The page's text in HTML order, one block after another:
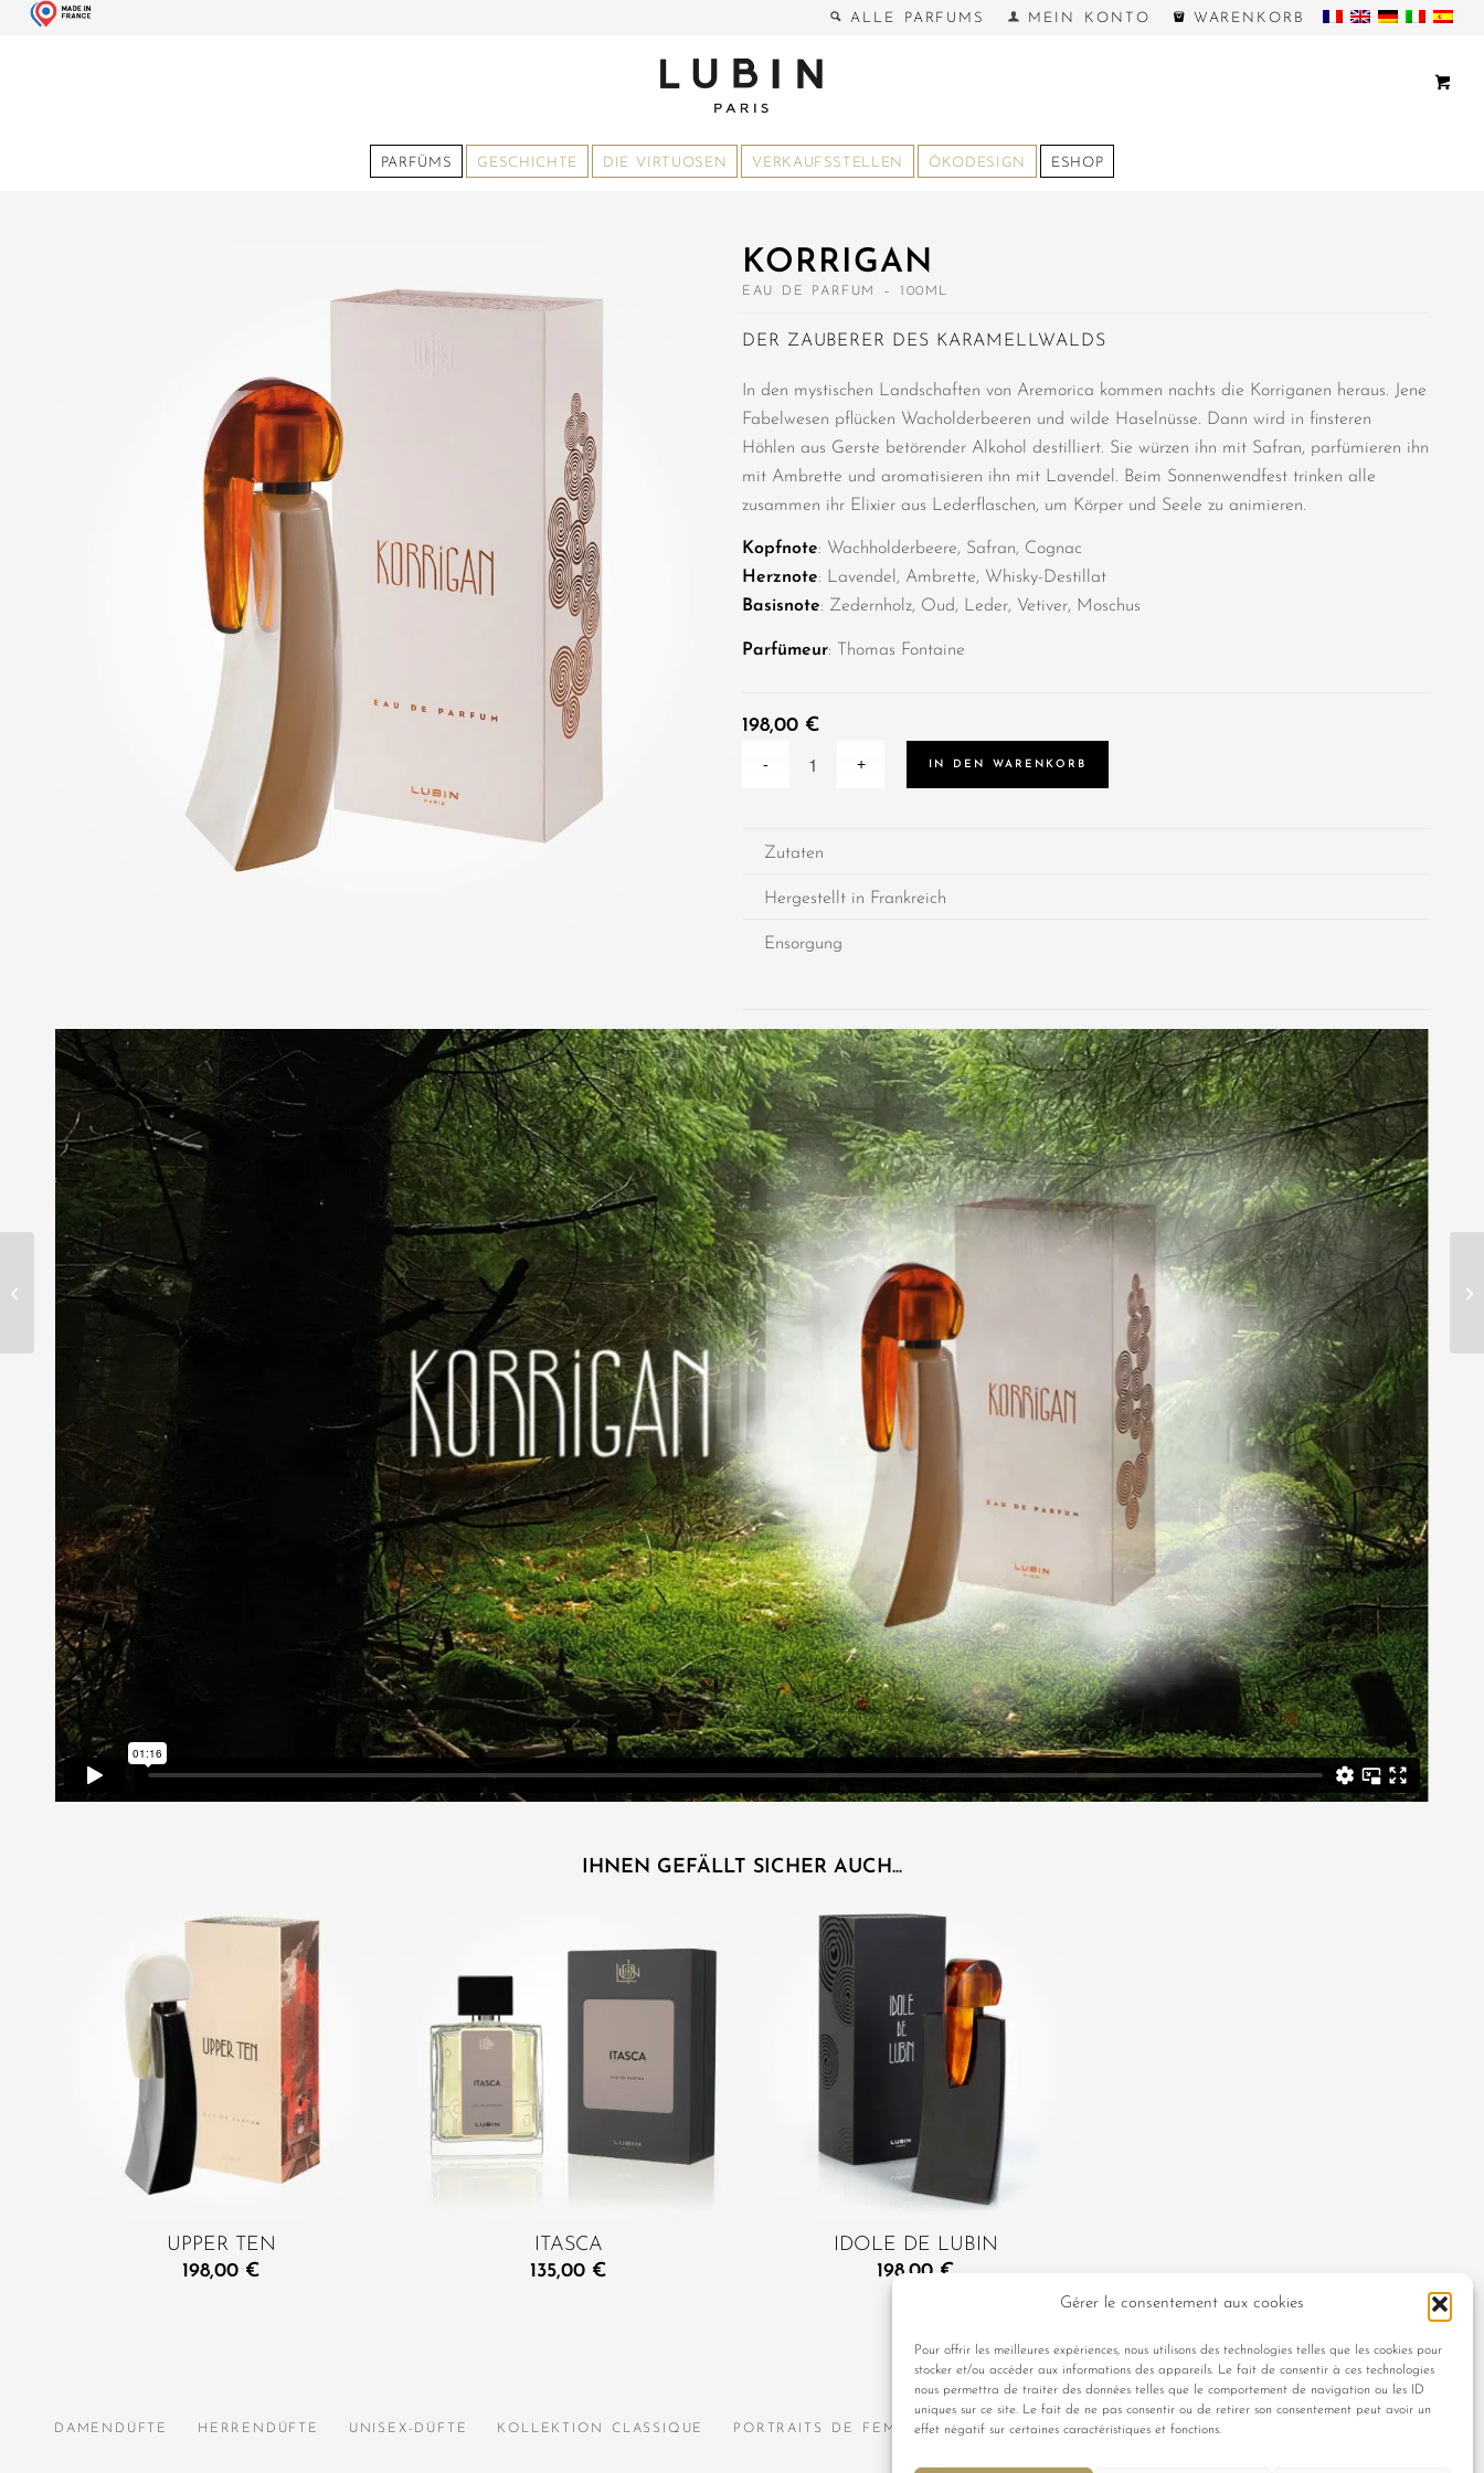
Gérer le consentement aux cookies
Pour offrir les meilleures expériences, nous utilisons des technologies telles que les cookies pour
stocker et/ou accéder aux informations des appareils. Le fait de consentir à ces technologies
nous permettra de traiter des données telles que le comportement de navigation ou les ID
uniques sur ce site. Le fait de ne pas consentir ou de retirer son consentement peut avoir un
effet négatif sur certaines caractéristiques et fonctions.
ALLE PARFUMS MEIN KONTO WARENKORB
PARFÜMS GESCHICHTE DIE VIRTUOSEN VERKAUFSSTELLEN ÖKODESIGN ESHOP
KORRIGAN
EAU DE PARFUM – 100ML
DER ZAUBERER DES KARAMELLWALDS
In den mystischen Landschaften von Aremorica kommen nachts die Korriganen heraus. Jene
Fabelwesen pflücken Wacholderbeeren und wilde Haselnüsse. Dann wird in finsteren
Höhlen aus Gerste betörender Alkohol destilliert. Sie würzen ihn mit Safran, parfümieren ihn
mit Ambrette und aromatisieren ihn mit Lavendel. Beim Sonnenwendfest trinken alle
zusammen ihr Elixier aus Lederflaschen, um Körper und Seele zu animieren.
Kopfnote: Wachholderbeere, Safran, Cognac
Herznote: Lavendel, Ambrette, Whisky-Destillat
Basisnote: Zedernholz, Oud, Leder, Vetiver, Moschus
Parfümeur: Thomas Fontaine
198,00 €
IN DEN WARENKORB
Zutaten
Hergestellt in Frankreich
Ensorgung
IHNEN GEFÄLLT SICHER AUCH...
UPPER TEN
198,00 €
ITASCA
135,00 €
IDOLE DE LUBIN
198,00 €
DAMENDÜFTE HERRENDÜFTE UNISEX-DÜFTE KOLLEKTION CLASSIQUE PORTRAITS DE FEMMES KOLLEKTION EVOCATIONS
AKKAD